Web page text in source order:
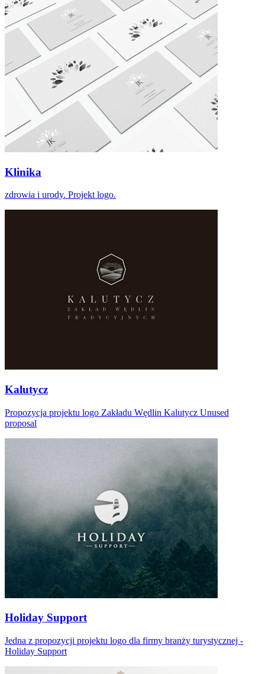
Klinika
zdrowia i urody. Projekt logo.
Kalutycz
Propozycja projektu logo Zakładu Wędlin Kalutycz Unused
proposal
Holiday Support
Jedna z propozycji projektu logo dla firmy branży turystycznej -
Holiday Support